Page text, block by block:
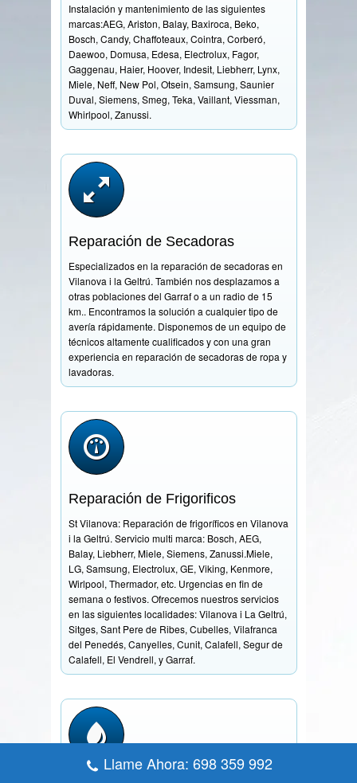
Instalación y mantenimiento de las siguientes
marcas:AEG, Ariston, Balay, Baxiroca, Beko,
Bosch, Candy, Chaffoteaux, Cointra, Corberó,
Daewoo, Domusa, Edesa, Electrolux, Fagor,
Gaggenau, Haier, Hoover, Indesit, Liebherr, Lynx,
Miele, Neff, New Pol, Otsein, Samsung, Saunier
Duval, Siemens, Smeg, Teka, Vaillant, Viessman,
Whirlpool, Zanussi.
Reparación de Secadoras
Especializados en la reparación de secadoras en
Vilanova i la Geltrú. También nos desplazamos a
otras poblaciones del Garraf o a un radio de 15
km.. Encontramos la solución a cualquier tipo de
avería rápidamente. Disponemos de un equipo de
técnicos altamente cualificados y con una gran
experiencia en reparación de secadoras de ropa y
lavadoras.
Reparación de Frigorificos
St Vilanova: Reparación de frigoríficos en Vilanova
i la Geltrú. Servicio multi marca: Bosch, AEG,
Balay, Liebherr, Miele, Siemens, Zanussi.Miele,
LG, Samsung, Electrolux, GE, Viking, Kenmore,
Wirlpool, Thermador, etc. Urgencias en fin de
semana o festivos. Ofrecemos nuestros servicios
en las siguientes localidades: Vilanova i La Geltrú,
Sitges, Sant Pere de Ribes, Cubelles, Vilafranca
del Penedés, Canyelles, Cunit, Calafell, Segur de
Calafell, El Vendrell, y Garraf.
Llame Ahora: 698 359 992